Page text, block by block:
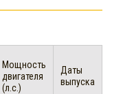
Мощность
двигателя
(л.с.)
Даты
выпуска